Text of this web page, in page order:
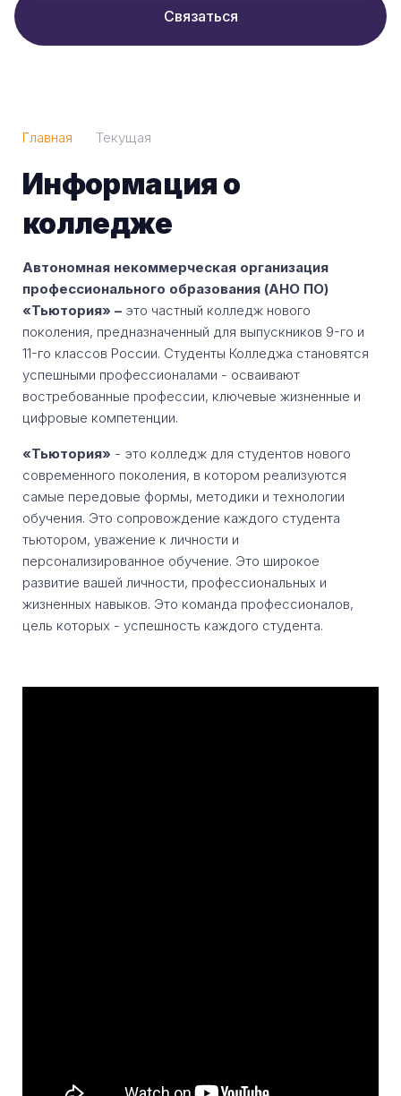
Связаться
Главная Текущая
Информация о
колледже
Автономная некоммерческая организация
профессионального образования (АНО ПО)
«Тьютория» – это частный колледж нового
поколения, предназначенный для выпускников 9-го и
11-го классов России. Студенты Колледжа становятся
успешными профессионалами - осваивают
востребованные профессии, ключевые жизненные и
цифровые компетенции.
«Тьютория» - это колледж для студентов нового
современного поколения, в котором реализуются
самые передовые формы, методики и технологии
обучения. Это сопровождение каждого студента
тьютором, уважение к личности и
персонализированное обучение. Это широкое
развитие вашей личности, профессиональных и
жизненных навыков. Это команда профессионалов,
цель которых - успешность каждого студента.